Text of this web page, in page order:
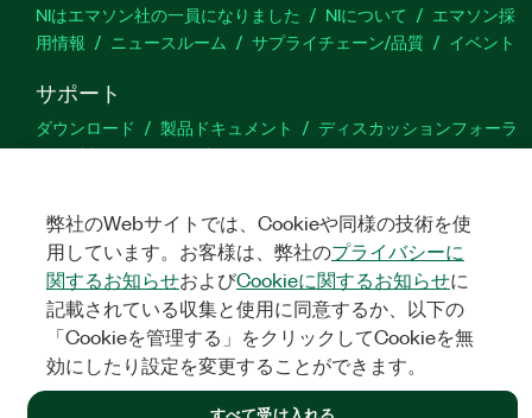
NIはエマソン社の一員になりました NIについて
エマソン採
用情報
ニュースルーム サプライチェーン/品質 イベント
サポート
ダウンロード 製品ドキュメント
ディスカッションフォーラ
ム
製品のアクティブ化 サポートリクエスト
サイトに関
TwitterYouTube
法令関連情報|IMPRINT|プライバシー|クッキーを管理する
NATIONAL INSTRUMENTS CORP. ALL RIGHTS RESERVED.
弊社のWebサイトでは、Cookieや同様の技術を使
用しています。お客様は、弊社のプライバシーに
関するお知らせおよびCookieに関するお知らせに
記載されている収集と使用に同意するか、以下の
「Cookieを管理する」をクリックしてCookieを無
効にしたり設定を変更することができます。